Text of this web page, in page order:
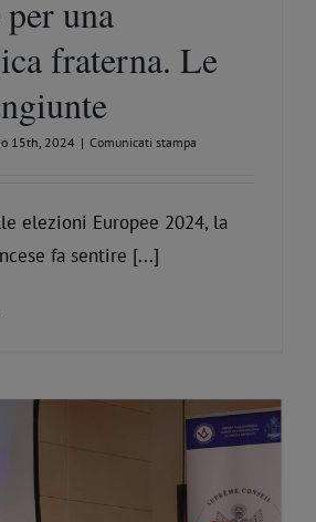
una
fraterna. Le
15th, 2024 | Comunicati stampa
elezioni Europee 2024, la
fa sentire [...]